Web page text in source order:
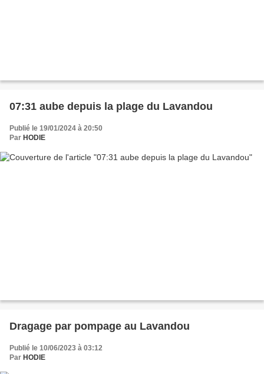
07:31 aube depuis la plage du Lavandou
Publié le 19/01/2024 à 20:50
Par HODIE
Dragage par pompage au Lavandou
Publié le 10/06/2023 à 03:12
Par HODIE